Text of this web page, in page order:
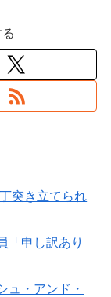
突き立てられ
「申し訳あり
ュ・アンド・